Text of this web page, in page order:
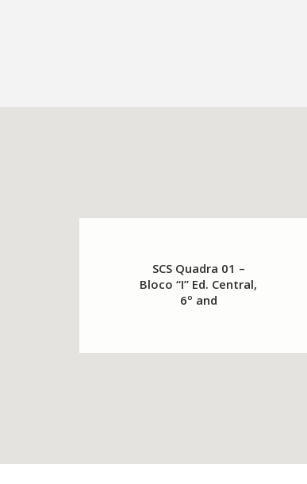
SCS Quadra 01 –
Bloco “I” Ed. Central,
6º and